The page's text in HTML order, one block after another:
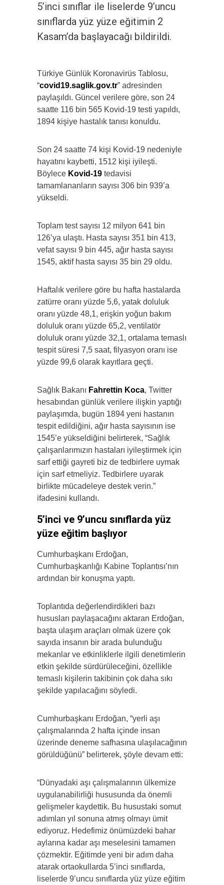
5’inci sınıflar ile liselerde 9’uncu
sınıflarda yüz yüze eğitimin 2
Kasam’da başlayacağı bildirildi.
Türkiye Günlük Koronavirüs Tablosu,
“covid19.saglik.gov.tr” adresinden
paylaşıldı. Güncel verilere göre, son 24
saatte 116 bin 565 Kovid-19 testi yapıldı,
1894 kişiye hastalık tanısı konuldu.
Son 24 saatte 74 kişi Kovid-19 nedeniyle
hayatını kaybetti, 1512 kişi iyileşti.
Böylece Kovid-19 tedavisi
tamamlananların sayısı 306 bin 939’a
yükseldi.
Toplam test sayısı 12 milyon 641 bin
126’ya ulaştı. Hasta sayısı 351 bin 413,
vefat sayısı 9 bin 445, ağır hasta sayısı
1545, aktif hasta sayısı 35 bin 29 oldu.
Haftalık verilere göre bu hafta hastalarda
zatürre oranı yüzde 5,6, yatak doluluk
oranı yüzde 48,1, erişkin yoğun bakım
doluluk oranı yüzde 65,2, ventilatör
doluluk oranı yüzde 32,1, ortalama temaslı
tespit süresi 7,5 saat, filyasyon oranı ise
yüzde 99,6 olarak kayıtlara geçti.
Sağlık Bakanı Fahrettin Koca, Twitter
hesabından günlük verilere ilişkin yaptığı
paylaşımda, bugün 1894 yeni hastanın
tespit edildiğini, ağır hasta sayısının ise
1545’e yükseldiğini belirterek, “Sağlık
çalışanlarımızın hastaları iyileştirmek için
sarf ettiği gayreti biz de tedbirlere uymak
için sarf etmeliyiz. Tedbirlere uyarak
birlikte mücadeleye destek verin.”
ifadesini kullandı.
5’inci ve 9’uncu sınıflarda yüz
yüze eğitim başlıyor
Cumhurbaşkanı Erdoğan,
Cumhurbaşkanlığı Kabine Toplantısı’nın
ardından bir konuşma yaptı.
Toplantıda değerlendirdikleri bazı
hususları paylaşacağını aktaran Erdoğan,
başta ulaşım araçları olmak üzere çok
sayıda insanın bir arada bulunduğu
mekanlar ve etkinliklerle ilgili denetimlerin
etkin şekilde sürdürüleceğini, özellikle
temaslı kişilerin takibinin çok daha sıkı
şekilde yapılacağını söyledi.
Cumhurbaşkanı Erdoğan, “yerli aşı
çalışmalarında 2 hafta içinde insan
üzerinde deneme safhasına ulaşılacağının
görüldüğünü” belirterek, şöyle devam etti:
“Dünyadaki aşı çalışmalarının ülkemize
uygulanabilirliği hususunda da önemli
gelişmeler kaydettik. Bu husustaki somut
adımları yıl sonuna atmış olmayı ümit
ediyoruz. Hedefimiz önümüzdeki bahar
aylarına kadar aşı meselesini tamamen
çözmektir. Eğitimde yeni bir adım daha
atarak ortaokullarda 5’inci sınıflarda,
liselerde 9’uncu sınıflarda yüz yüze eğitim